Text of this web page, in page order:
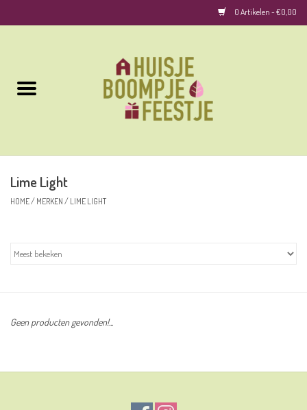
0 Artikelen - €0,00
Woonaccessoires
Lime Light
HOME/ MERKEN / LIME LIGHT
Geen producten gevonden!...